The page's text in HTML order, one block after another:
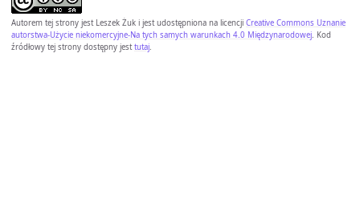
Autorem tej strony jest Leszek Żuk i jest udostępniona na licencji Creative Commons Uznanie
autorstwa-Użycie niekomercyjne-Na tych samych warunkach 4.0 Międzynarodowej. Kod
źródłowy tej strony dostępny jesttutaj.